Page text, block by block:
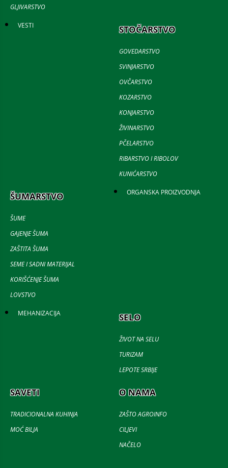
GLJIVARSTVO
VESTI STOČARSTVO
GOVEDARSTVO
SVINJARSTVO
OVČARSTVO
KOZARSTVO
KONJARSTVO
ŽIVINARSTVO
PČELARSTVO
RIBARSTVO I RIBOLOV
KUNIĆARSTVO
ŠUMARSTVO
ŠUME
GAJENJE ŠUMA
ZAŠTITA ŠUMA
SEME I SADNI MATERIJAL
KORIŠĆENJE ŠUMA
LOVSTVO
ORGANSKA PROIZVODNJA
MEHANIZACIJA SELO
ŽIVOT NA SELU
TURIZAM
LEPOTE SRBIJE
SAVETI
TRADICIONALNA KUHINJA
MOĆ BILJA
O NAMA
ZAŠTO AGROINFO
CILJEVI
NAČELO